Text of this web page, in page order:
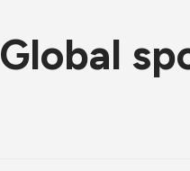
Global